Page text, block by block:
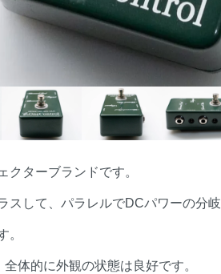
ターブランドです。
して、パラレルでDCパワーの分岐
。
体的に外観の状態は良好です。